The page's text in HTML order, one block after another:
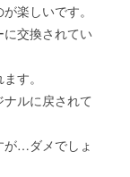
楽しいです。
交換されてい
す。
ルに戻されて
が…ダメでしょ